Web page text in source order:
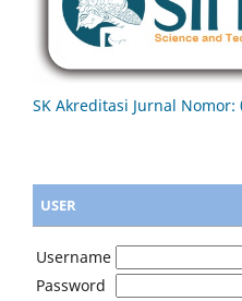
SK Akreditasi Jurnal Nomor:
USER
Username
Password